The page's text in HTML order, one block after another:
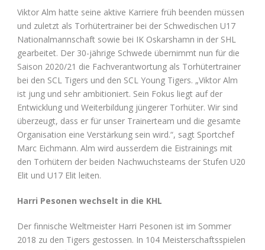
Viktor Alm hatte seine aktive Karriere früh beenden müssen
und zuletzt als Torhütertrainer bei der Schwedischen U17
Nationalmannschaft sowie bei IK Oskarshamn in der SHL
gearbeitet. Der 30-jährige Schwede übernimmt nun für die
Saison 2020/21 die Fachverantwortung als Torhütertrainer
bei den SCL Tigers und den SCL Young Tigers. „Viktor Alm
ist jung und sehr ambitioniert. Sein Fokus liegt auf der
Entwicklung und Weiterbildung jüngerer Torhüter. Wir sind
überzeugt, dass er für unser Trainerteam und die gesamte
Organisation eine Verstärkung sein wird.“, sagt Sportchef
Marc Eichmann. Alm wird ausserdem die Eistrainings mit
den Torhütern der beiden Nachwuchsteams der Stufen U20
Elit und U17 Elit leiten.
Harri Pesonen wechselt in die KHL
Der finnische Weltmeister Harri Pesonen ist im Sommer
2018 zu den Tigers gestossen. In 104 Meisterschaftsspielen